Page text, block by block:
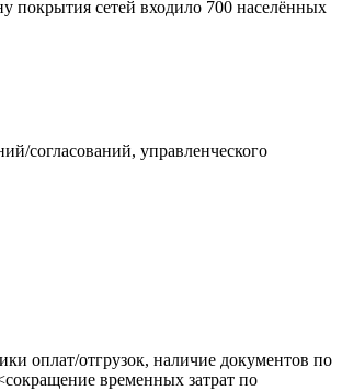
покрытия сетей входило 700 населённых
согласований, управленческого
оплат/отгрузок, наличие документов по
временных затрат по